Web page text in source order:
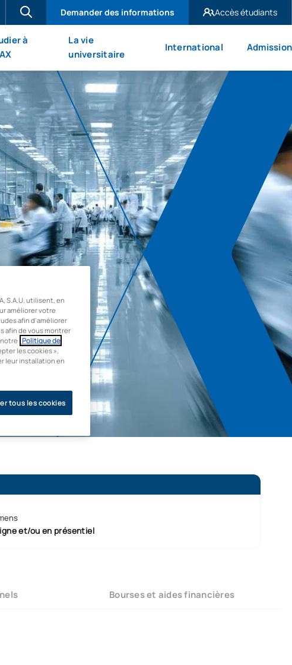
Demander des informations
Accès étudiants
UAX Mare Nostrum
à
La vie
universitaire
International Admission
et/ou en présentiel
Bourses et aides financières
S.A.U. utilisent, en
améliorer votre
afin d’améliorer
afin de vous montrer
Politique de
les cookies »,
leur installation en
tous les cookies